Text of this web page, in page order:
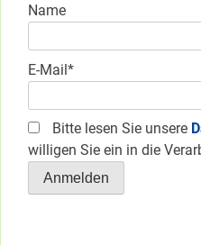
Name
E-Mail*
Bitte lesen Sie unsere
willigen Sie ein in die